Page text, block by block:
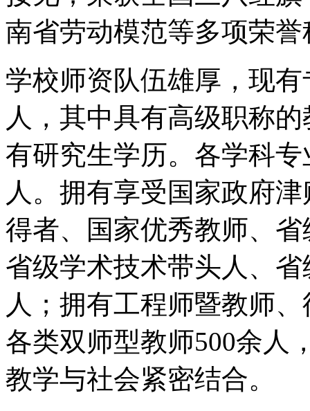
南省劳动模范等多项荣誉
学校师资队伍雄厚，现
人，其中具有高级职称
有研究生学历。各学科
人。拥有享受国家政府
得者、国家优秀教师、
省级学术技术带头人、
人；拥有工程师暨教师
各类双师型教师500余人
教学与社会紧密结合。